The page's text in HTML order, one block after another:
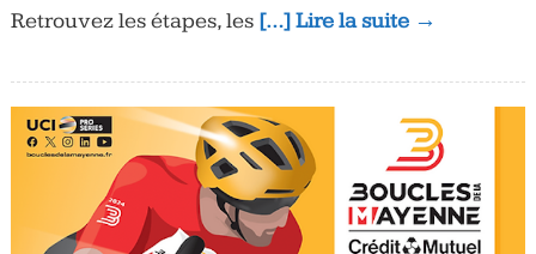
Retrouvez les étapes, les […] Lire la suite →